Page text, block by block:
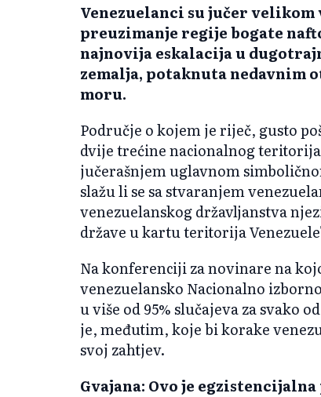
Venezuelanci su jučer
preuzimanje regije bogate
najnovija eskalacija u
zemalja, potaknuta nedavnim
moru.
Područje o kojem je riječ, gusto
dvije trećine nacionalnog
jučerašnjem uglavnom
slažu li se sa stvaranjem
venezuelanskog državljanstva
države u kartu teritorija
Na konferenciji za novinare na
venezuelansko Nacionalno
u više od 95% slučajeva za svako
je, međutim, koje bi korake
svoj zahtjev.
Gvajana: Ovo je